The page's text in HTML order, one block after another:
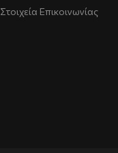
Στοιχεία Επικοινωνίας